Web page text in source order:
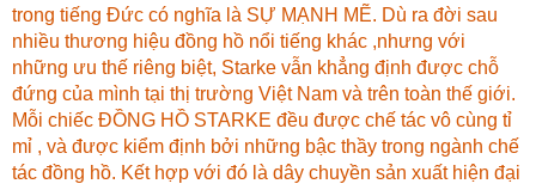
trong tiếng Đức có nghĩa là SỰ MẠNH MẼ. Dù ra đời sau
nhiều thương hiệu đồng hồ nổi tiếng khác ,nhưng với
những ưu thế riêng biệt, Starke vẫn khẳng định được chỗ
đứng của mình tại thị trường Việt Nam và trên toàn thế giới.
Mỗi chiếc ĐỒNG HỒ STARKE đều được chế tác vô cùng tỉ
mỉ , và được kiểm định bởi những bậc thầy trong ngành chế
tác đồng hồ. Kết hợp với đó là dây chuyền sản xuất hiện đại